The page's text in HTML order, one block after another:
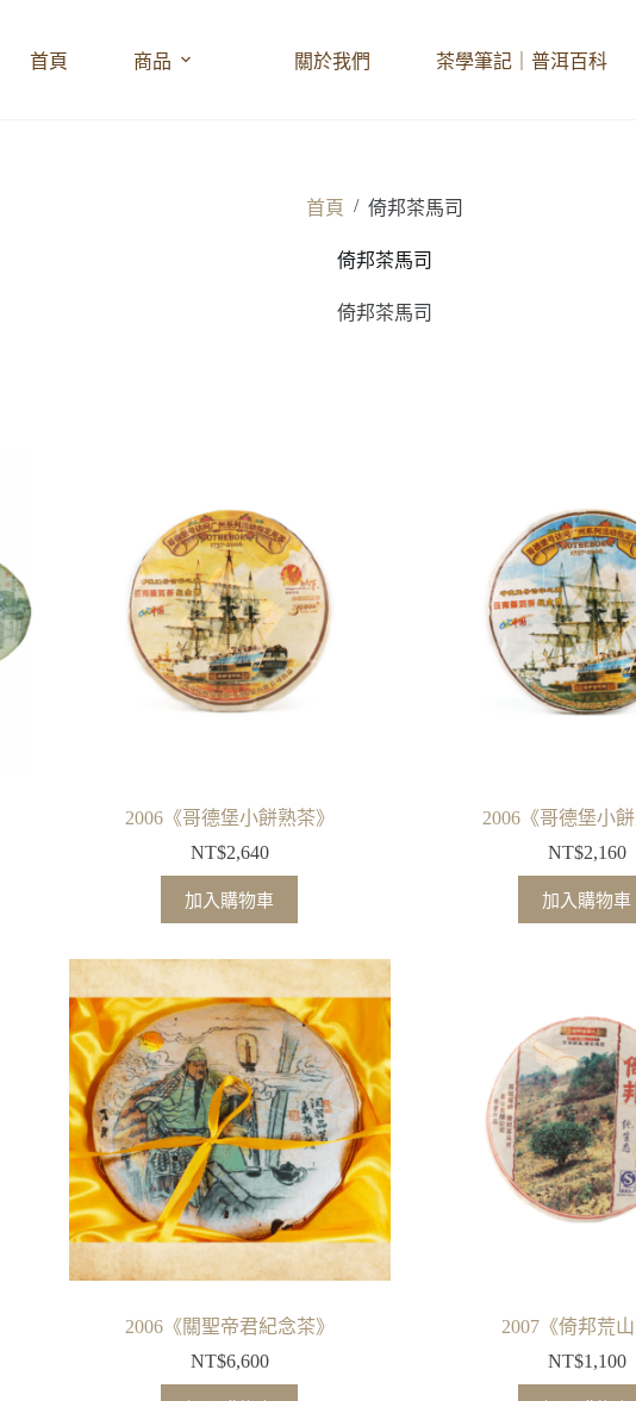
首頁 商品 關於我們 茶學筆記｜普洱百科
首頁 / 倚邦茶馬司
倚邦茶馬司
倚邦茶馬司
2006《哥德堡小餅熟茶》
NT$2,640
加入購物車
2006《哥德堡小餅
NT$2,160
加入購物車
2006《關聖帝君紀念茶》
NT$6,600
2007《倚邦荒山
NT$1,100